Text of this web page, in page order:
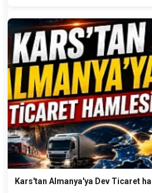
Kars'tan Almanya'ya Dev Ticaret